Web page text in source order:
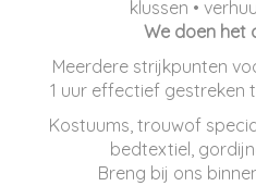
klussen •
We doen het
Meerdere strijkpunten
1 uur effectief gestreken
Kostuums, trouwof
bedtextiel,
Breng bij ons